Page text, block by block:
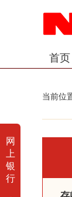
首页
网
上
银
行
当前位